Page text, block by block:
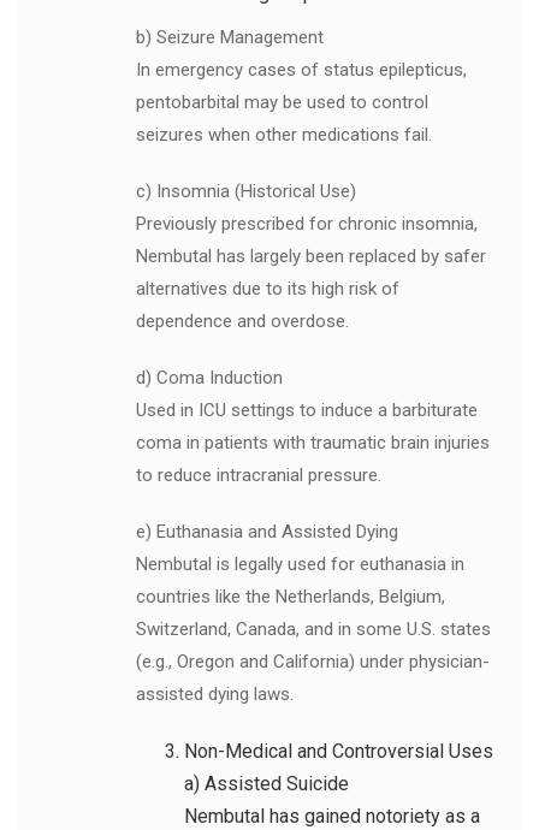
b) Seizure Management
In emergency cases of status epilepticus,
pentobarbital may be used to control
seizures when other medications fail.
c) Insomnia (Historical Use)
Previously prescribed for chronic insomnia,
Nembutal has largely been replaced by safer
alternatives due to its high risk of
dependence and overdose.
d) Coma Induction
Used in ICU settings to induce a barbiturate
coma in patients with traumatic brain injuries
to reduce intracranial pressure.
e) Euthanasia and Assisted Dying
Nembutal is legally used for euthanasia in
countries like the Netherlands, Belgium,
Switzerland, Canada, and in some U.S. states
(e.g., Oregon and California) under physician-
assisted dying laws.
Non-Medical and Controversial Uses
a) Assisted Suicide
Nembutal has gained notoriety as a